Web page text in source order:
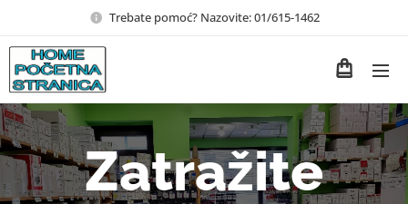
Trebate pomoć? Nazovite: 01/615-1462
Zatražite